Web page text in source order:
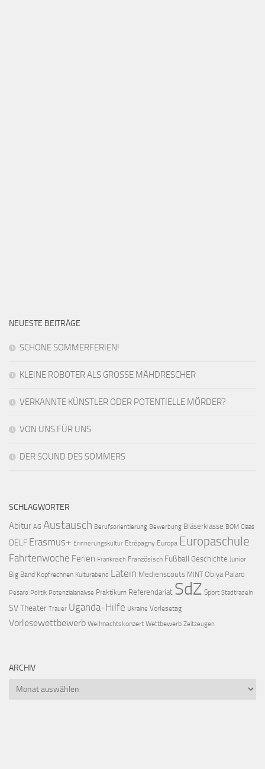
NEUESTE BEITRÄGE
SCHÖNE SOMMERFERIEN!
KLEINE ROBOTER ALS GROSSE MÄHDRESCHER
VERKANNTE KÜNSTLER ODER POTENTIELLE MÖRDER?
VON UNS FÜR UNS
DER SOUND DES SOMMERS
SCHLAGWÖRTER
Abitur AG Austausch Berufsorientierung Bewerbung Bläserklasse BOM Claas
DELF Erasmus+ Erinnerungskultur Etrépagny Europa Europaschule
Fahrtenwoche Ferien Frankreich Französisch Fußball Geschichte Junior
Big Band Kopfrechnen Kulturabend Latein Medienscouts MINT Obiya Palaro
Pesaro Politik Potenzialanalyse Praktikum Referendariat SdZ Sport Stadtradeln
SVTheater Trauer Uganda-Hilfe Ukraine Vorlesetag
Vorlesewettbewerb Weihnachtskonzert Wettbewerb Zeitzeugen
ARCHIV